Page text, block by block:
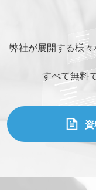
弊社が展開する様
すべて無料